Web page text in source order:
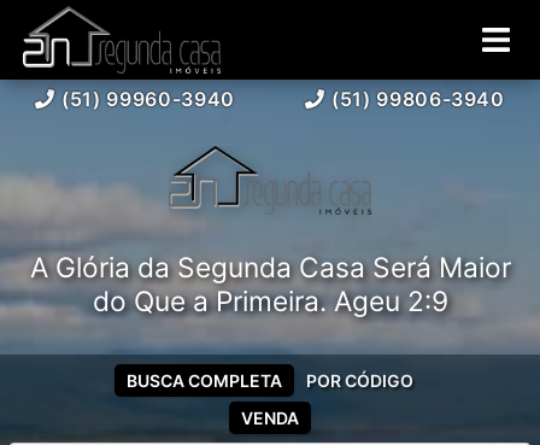
(51) 99960-3940 (51) 99806-3940
A Glória da Segunda Casa Será Maior
do Que a Primeira. Ageu 2:9
VENDA
BUSCA COMPLETA POR CÓDIGO